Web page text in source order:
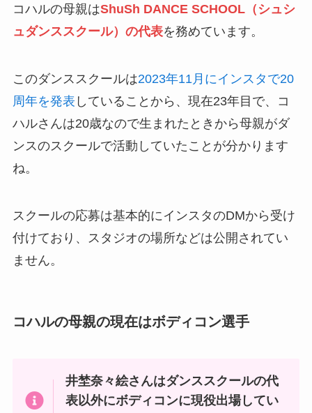
コハルの母親はShuSh DANCE SCHOOL（シュシ
ュダンススクール） の代表を務めています。
このダンススクールは2023年11月にインスタで20
周年を発表 していることから、現在23年目で、コ
ハルさんは20歳なので生まれたときから母親がダ
ンスのスクールで活動していたことが分かります
ね。
スクールの応募は基本的にインスタのDMから受け
付けており、スタジオの場所などは公開されてい
ません。
コハルの母親の現在はボディコン選手
井埜奈々絵さんはダンススクールの代
表以外にボディコンに現役出場してい